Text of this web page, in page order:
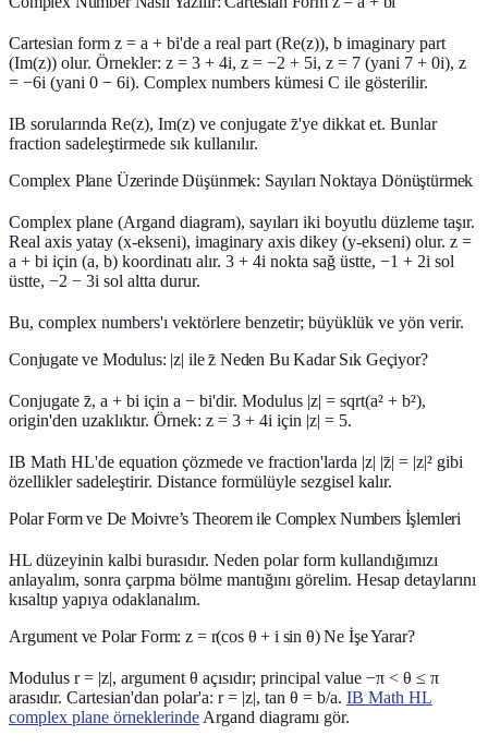
Cartesian form z = a + bi'de a real part (Re(z)), b imaginary part
(Im(z)) olur. Örnekler: z = 3 + 4i, z = −2 + 5i, z = 7 (yani 7 + 0i), z
= −6i (yani 0 − 6i). Complex numbers kümesi C ile gösterilir.
IB sorularında Re(z), Im(z) ve conjugate z̄'ye dikkat et. Bunlar
fraction sadeleştirmede sık kullanılır.
Complex Plane Üzerinde Düşünmek: Sayıları Noktaya Dönüştürmek
Complex plane (Argand diagram), sayıları iki boyutlu düzleme taşır.
Real axis yatay (x-ekseni), imaginary axis dikey (y-ekseni) olur. z =
a + bi için (a, b) koordinatı alır. 3 + 4i nokta sağ üstte, −1 + 2i sol
üstte, −2 − 3i sol altta durur.
Bu, complex numbers'ı vektörlere benzetir; büyüklük ve yön verir.
Conjugate ve Modulus: |z| ile z̄ Neden Bu Kadar Sık Geçiyor?
Conjugate z̄, a + bi için a − bi'dir. Modulus |z| = sqrt(a² + b²),
origin'den uzaklıktır. Örnek: z = 3 + 4i için |z| = 5.
IB Math HL'de equation çözmede ve fraction'larda |z| |z̄| = |z|² gibi
özellikler sadeleştirir. Distance formülüyle sezgisel kalır.
Polar Form ve De Moivre’s Theorem ile Complex Numbers İşlemleri
HL düzeyinin kalbi burasıdır. Neden polar form kullandığımızı
anlayalım, sonra çarpma bölme mantığını görelim. Hesap detaylarını
kısaltıp yapıya odaklanalım.
Argument ve Polar Form: z = r(cos θ + i sin θ) Ne İşe Yarar?
Modulus r = |z|, argument θ açısıdır; principal value −π < θ ≤ π
arasıdır. Cartesian'dan polar'a: r = |z|, tan θ = b/a. IB Math HL
complex plane örneklerinde Argand diagramı gör.